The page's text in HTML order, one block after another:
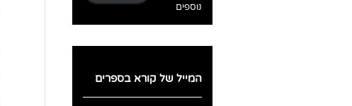
נוספים
המייל של קורא בספרים